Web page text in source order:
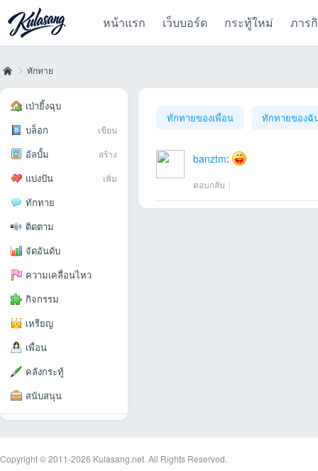
หน้าแรก เว็บบอร์ด กระทู้ใหม่ ภาร
Kul
an
›
ทักทาย
เป่ายิ้งฉุบ
เขียน
บล็อก
สร้าง
อัลบั้ม
เพิ่ม
แบ่งปัน
ทักทาย
ติดตาม
จัดอันดับ
ความเคลื่อนไหว
กิจกรรม
เหรียญ
เพื่อน
คลังกระทู้
สนับสนุน
ทักทายของเพื่อน ทักทายของฉั
banztm:
ตอบกลับ |
Copyright © 2011-2026 Kulasang.net. All Rights Reserved.